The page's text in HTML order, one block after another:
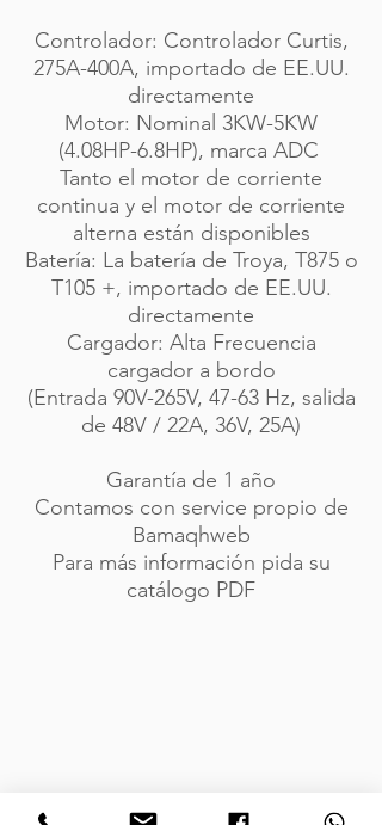
Controlador: Controlador Curtis,
275A-400A, importado de EE.UU.
directamente
Motor: Nominal 3KW-5KW
(4.08HP-6.8HP), marca ADC
Tanto el motor de corriente
continua y el motor de corriente
alterna están disponibles
Batería: La batería de Troya, T875 o
T105 +, importado de EE.UU.
directamente
Cargador: Alta Frecuencia
cargador a bordo
(Entrada 90V-265V, 47-63 Hz, salida
de 48V / 22A, 36V, 25A)
Garantía de 1 año
Contamos con service propio de
Bamaqhweb
Para más información pida su
catálogo PDF